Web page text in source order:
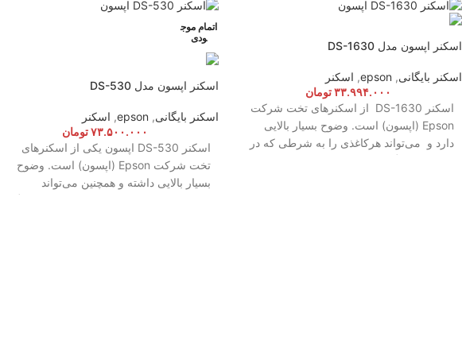
اسکنر اپسون مدل DS-1630
اسکنر بایگانی,
epson
, اسکنر
۳۳.۹۹۴.۰۰۰تومان
اسکنر DS-1630 از اسکنرهای تخت شرکت
Epson (اپسون) است. وضوح بسیار بالایی
دارد و می‌تواند هرکاغذی را به شرطی که در
اتمام موج
ودی
اسکنر اپسون مدل DS-530
اسکنر بایگانی,
epson
, اسکنر
۷۳.۵۰۰.۰۰۰تومان
اسکنر DS-530 اپسون یکی از اسکنرهای
تخت شرکت Epson (اپسون) است. وضوح
بسیار بالایی داشته و همچنین می‌تواند